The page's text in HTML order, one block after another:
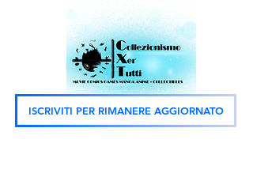
ISCRIVITI PER RIMANERE AGGIORNATO